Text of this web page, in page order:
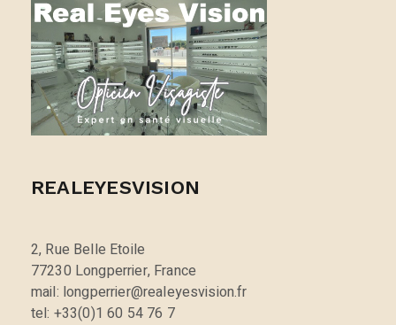
REALEYESVISION
2, Rue Belle Etoile
77230 Longperrier, France
mail: longperrier@realeyesvision.fr
tel: +33(0)1 60 54 76 7